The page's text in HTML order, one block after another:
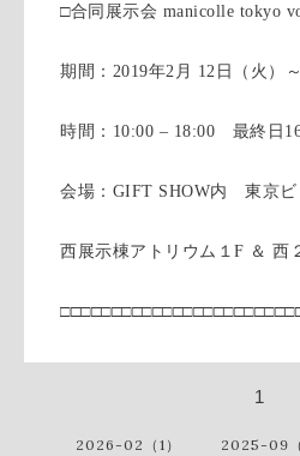
□合同展示会 manicolle tokyo
期間：2019年2月 12日（火）
時間：10:00 – 18:00 最終日
会場：GIFT SHOW内 東京
西展示棟アトリウム１F ＆ 西
1
2026-02（1） 2025-09（